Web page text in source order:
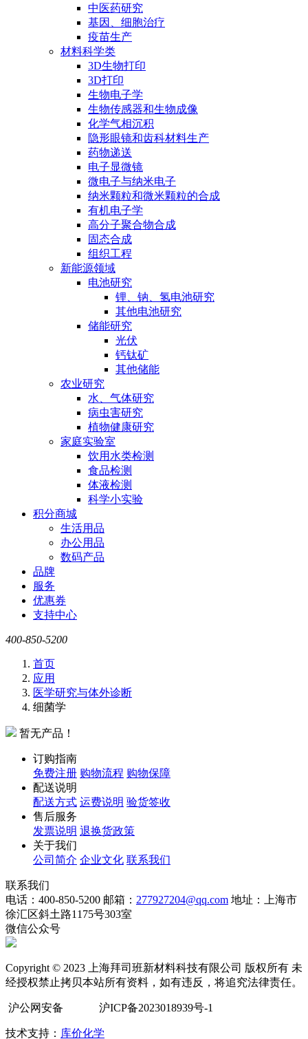
中医药研究
基因、细胞治疗
疫苗生产
材料科学类
3D生物打印
3D打印
生物电子学
生物传感器和生物成像
化学气相沉积
隐形眼镜和齿科材料生产
药物递送
电子显微镜
微电子与纳米电子
纳米颗粒和微米颗粒的合成
有机电子学
高分子聚合物合成
固态合成
组织工程
新能源领域
电池研究
锂、钠、氢电池研究
其他电池研究
储能研究
光伏
钙钛矿
其他储能
农业研究
水、气体研究
病虫害研究
植物健康研究
家庭实验室
饮用水类检测
食品检测
体液检测
科学小实验
积分商城
生活用品
办公用品
数码产品
品牌
服务
优惠券
支持中心
400-850-5200
首页
应用
医学研究与体外诊断
细菌学
暂无产品！
订购指南
免费注册 购物流程 购物保障
配送说明
配送方式 运费说明 验货签收
售后服务
发票说明 退换货政策
关于我们
公司简介 企业文化 联系我们
联系我们
电话：400-850-5200 邮箱： 277927204@qq.com 地址：上海市
徐汇区斜土路1175号303室
微信公众号
Copyright © 2023 上海拜司班新材料科技有限公司 版权所有 未
经授权禁止拷贝本站所有资料，如有违反，将追究法律责任。
沪公网安备 沪ICP备2023018939号-1
技术支持： 库价化学